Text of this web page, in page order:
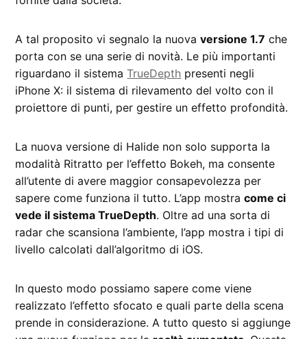
A tal proposito vi segnalo la nuovaversione 1.7 che
porta con se una serie di novità. Le più importanti
riguardano il sistema TrueDepth presenti negli
iPhone X: il sistema di rilevamento del volto con il
proiettore di punti, per gestire un effetto profondità.
La nuova versione di Halide non solo supporta la
modalità Ritratto per l’effetto Bokeh, ma consente
all’utente di avere maggior consapevolezza per
sapere come funziona il tutto. L’app mostracome ci
vede il sistema TrueDepth. Oltre ad una sorta di
radar che scansiona l’ambiente, l’app mostra i tipi di
livello calcolati dall’algoritmo di iOS.
In questo modo possiamo sapere come viene
realizzato l’effetto sfocato e quali parte della scena
prende in considerazione. A tutto questo si aggiunge